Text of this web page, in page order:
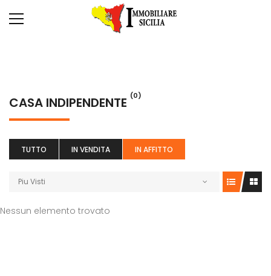
CASA INDIPENDENTE (0)
TUTTO IN VENDITA IN AFFITTO
Piu Visti
Nessun elemento trovato